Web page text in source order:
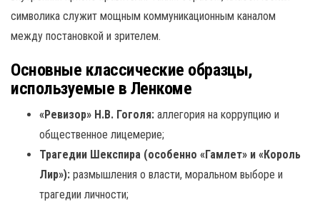
символика служит мощным коммуникационным каналом
между постановкой и зрителем.
Основные классические образцы,
используемые в Ленкоме
«Ревизор» Н.В. Гоголя: аллегория на коррупцию и
общественное лицемерие;
Трагедии Шекспира (особенно «Гамлет» и «Король
Лир»): размышления о власти, моральном выборе и
трагедии личности;